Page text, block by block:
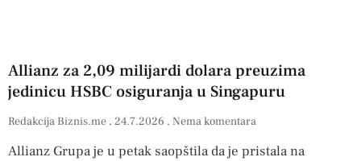
Allianz za 2,09 milijardi dolara preuzima
jedinicu HSBC osiguranja u Singapuru
Redakcija Biznis.me 24.7.2026 Nema komentara
Allianz Grupa je u petak saopštila da je pristala na